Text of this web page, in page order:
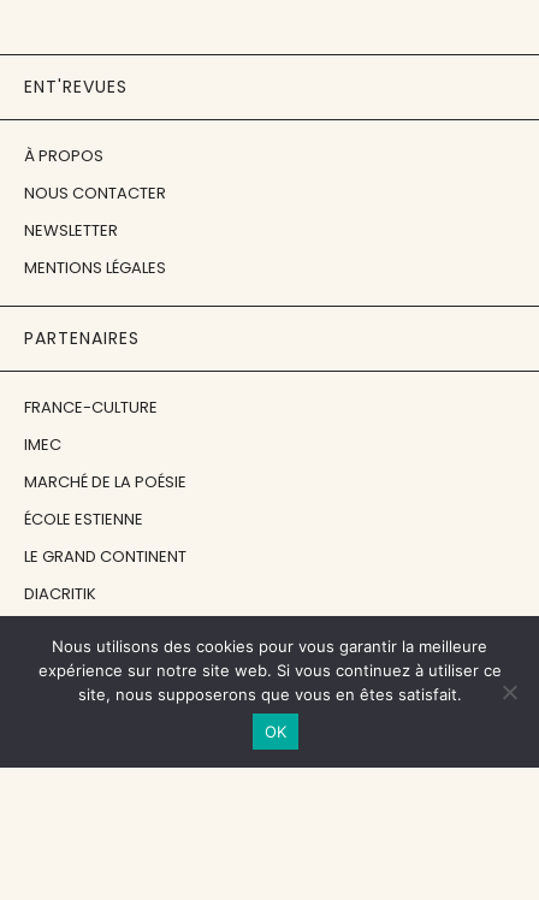
ENT'REVUES
À PROPOS
NOUS CONTACTER
NEWSLETTER
MENTIONS LÉGALES
PARTENAIRES
FRANCE-CULTURE
IMEC
MARCHÉ DE LA POÉSIE
ÉCOLE ESTIENNE
LE GRAND CONTINENT
DIACRITIK
NOS SOUTIENS
CENTRE NATIONAL DU LIVRE
Nous utilisons des cookies pour vous garantir la meilleure
expérience sur notre site web. Si vous continuez à utiliser ce
site, nous supposerons que vous en êtes satisfait.
OK